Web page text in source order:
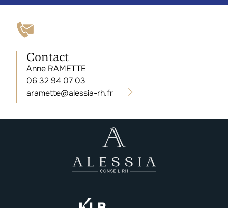
Contact
Anne RAMETTE
06 32 94 07 03
aramette@alessia-rh.fr